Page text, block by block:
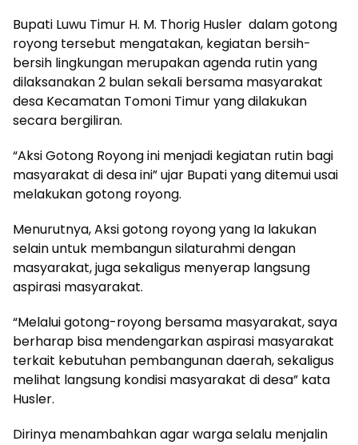
Bupati Luwu Timur H. M. Thorig Husler dalam gotong
royong tersebut mengatakan, kegiatan bersih-
bersih lingkungan merupakan agenda rutin yang
dilaksanakan 2 bulan sekali bersama masyarakat
desa Kecamatan Tomoni Timur yang dilakukan
secara bergiliran.
“Aksi Gotong Royong ini menjadi kegiatan rutin bagi
masyarakat di desa ini” ujar Bupati yang ditemui usai
melakukan gotong royong.
Menurutnya, Aksi gotong royong yang Ia lakukan
selain untuk membangun silaturahmi dengan
masyarakat, juga sekaligus menyerap langsung
aspirasi masyarakat.
“Melalui gotong-royong bersama masyarakat, saya
berharap bisa mendengarkan aspirasi masyarakat
terkait kebutuhan pembangunan daerah, sekaligus
melihat langsung kondisi masyarakat di desa” kata
Husler.
Dirinya menambahkan agar warga selalu menjalin